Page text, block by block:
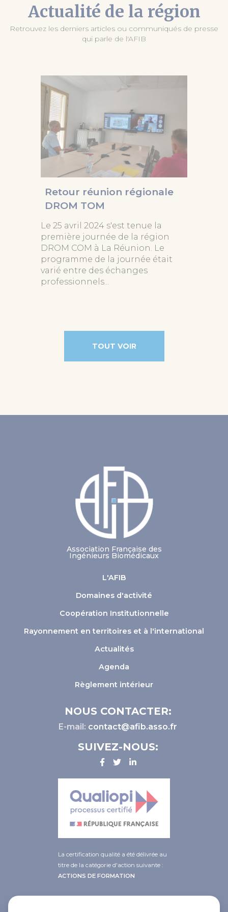
Actualité de la région
Retrouvez les derniers articles ou communiqués de presse
qui parle de l'AFIB
Retour réunion régionale
DROM TOM
Le 25 avril 2024 s'est tenue la
première journée de la région
DROM COM à La Réunion. Le
programme de la journée était
varié entre des échanges
professionnels...
TOUT VOIR
Association Française des
Ingénieurs Biomédicaux
L'AFIB
Domaines d'activité
Coopération Institutionnelle
Rayonnement en territoires et à l'international
Actualités
Agenda
Règlement intérieur
NOUS CONTACTER:
E-mail: contact@afib.asso.fr
SUIVEZ-NOUS:
La certification qualité a été délivrée au
titre de la catégorie d'action suivante :
ACTIONS DE FORMATION